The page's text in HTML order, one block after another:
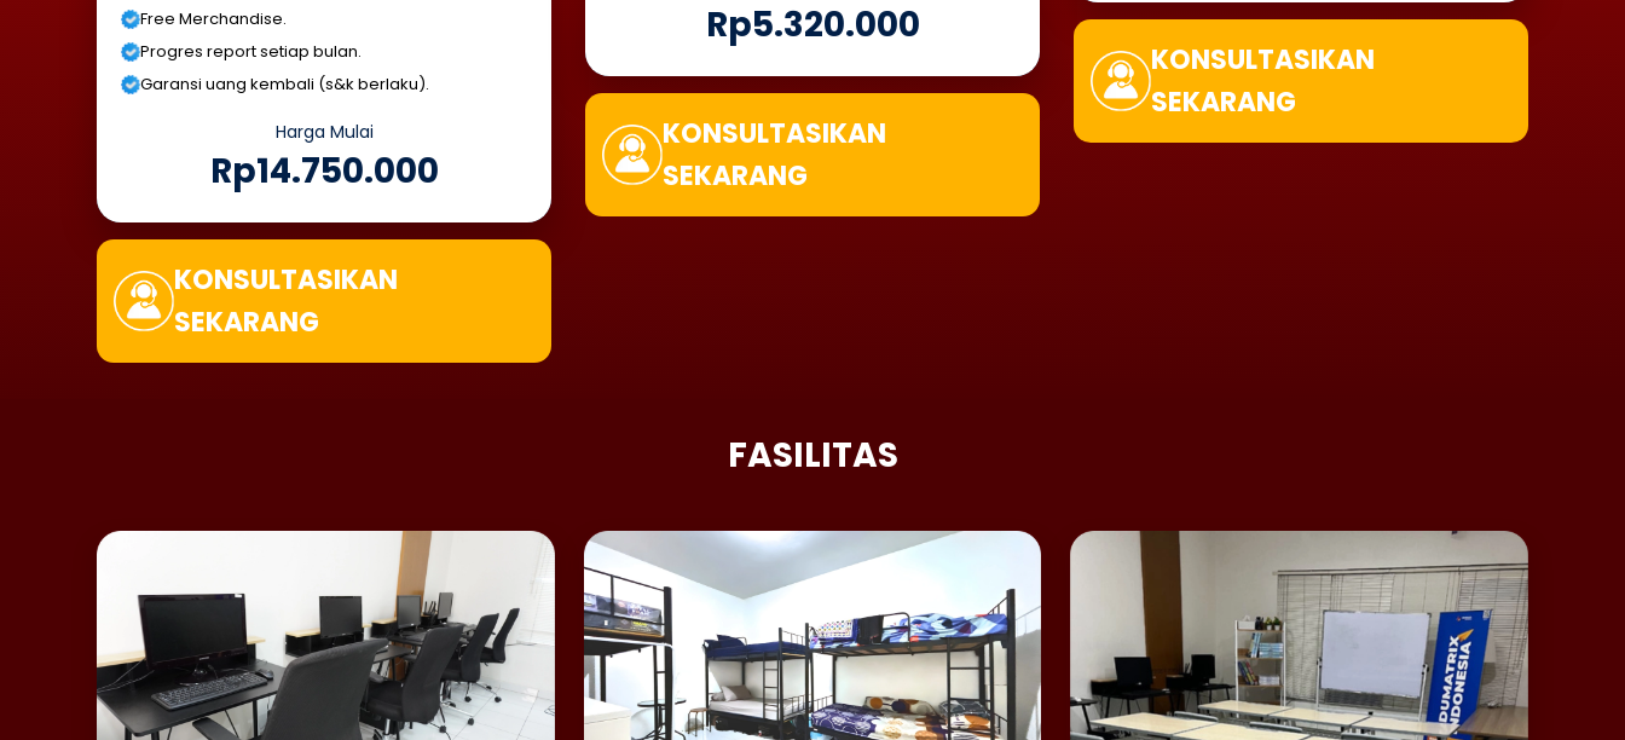
Free Merchandise.
Progres report setiap bulan.
Garansi uang kembali (s&k berlaku).
Harga Mulai
Rp14.750.000
KONSULTASIKAN
SEKARANG
Rp5.320.000
KONSULTASIKAN
SEKARANG
KONSULTASIKAN
SEKARANG
FASILITAS